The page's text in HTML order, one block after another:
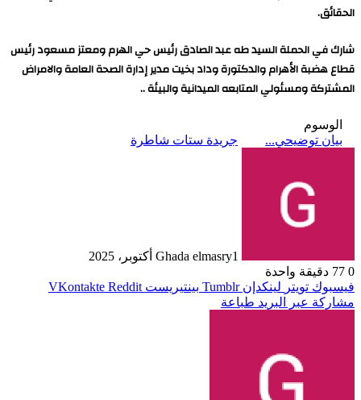
الحقائق.
شارك في الحملة السيد طه عبد الصادق رئيس حي الهرم ومعتز مسعود رئيس
قطاع هضبة الأهرام والدكتورة وداد بخيت مدير إدارة الصحة العامة والامراض
المشتركة ومسئولي المتابعه الميدانية والبيئة ..
الوسوم
بيان توضيحي...
جريدة ستات شاطرة
Ghada elmasry1 أكتوبر، 2025
0
دقيقة واحدة
فيسبوك تويتر لينكدإن بينتيريست
مشاركة عبر البريد طباعة